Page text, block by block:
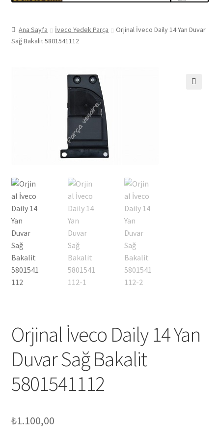
Ana Sayfa İveco Yedek Parça
Orjinal İveco Daily 14 Yan Duvar
Sağ Bakalit 5801541112
Orjinal İveco Daily 14 Yan
Duvar Sağ Bakalit
5801541112
₺1.100,00